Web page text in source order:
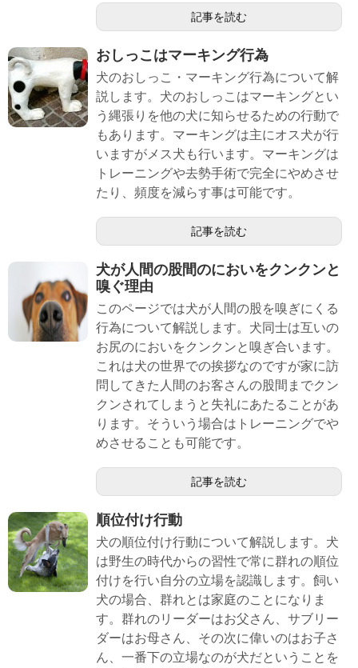
記事を読む
おしっこはマーキング行為
犬のおしっこ・マーキング行為について解
説します。犬のおしっこはマーキングとい
う縄張りを他の犬に知らせるための行動で
もあります。マーキングは主にオス犬が行
いますがメス犬も行います。マーキングは
トレーニングや去勢手術で完全にやめさせ
たり、頻度を減らす事は可能です。
記事を読む
犬が人間の股間のにおいをクンクンと
嗅ぐ理由
このページでは犬が人間の股を嗅ぎにくる
行為について解説します。犬同士は互いの
お尻のにおいをクンクンと嗅ぎ合います。
これは犬の世界での挨拶なのですが家に訪
問してきた人間のお客さんの股間までクン
クンされてしまうと失礼にあたることがあ
ります。そういう場合はトレーニングでや
めさせることも可能です。
記事を読む
順位付け行動
犬の順位付け行動について解説します。犬
は野生の時代からの習性で常に群れの順位
付けを行い自分の立場を認識します。飼い
犬の場合、群れとは家庭のことになりま
す。群れのリーダーはお父さん、サブリー
ダーはお母さん、その次に偉いのはお子さ
ん、一番下の立場なのが犬だということを